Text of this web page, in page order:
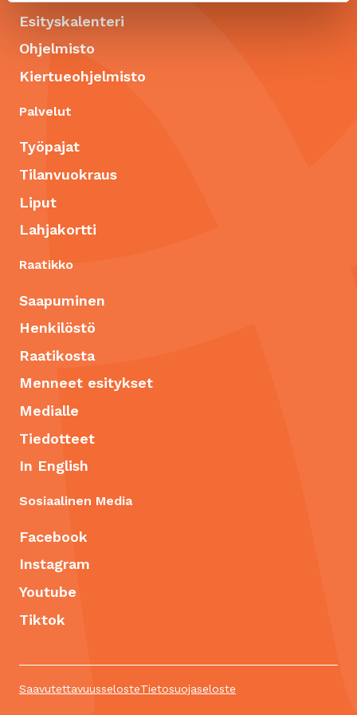
Esityskalenteri
Ohjelmisto
Kiertueohjelmisto
Palvelut
Työpajat
Tilanvuokraus
Liput
Lahjakortti
Raatikko
Saapuminen
Henkilöstö
Raatikosta
Menneet esitykset
Medialle
Tiedotteet
In English
Sosiaalinen Media
Facebook
Instagram
Youtube
Tiktok
SaavutettavuusselosteTietosuojaseloste